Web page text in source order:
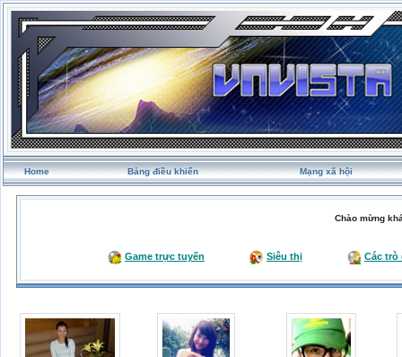
Home Bảng điều khiển Mạng xã hội
Chào mừng
Game trực tuyến Siêu thị Các trò